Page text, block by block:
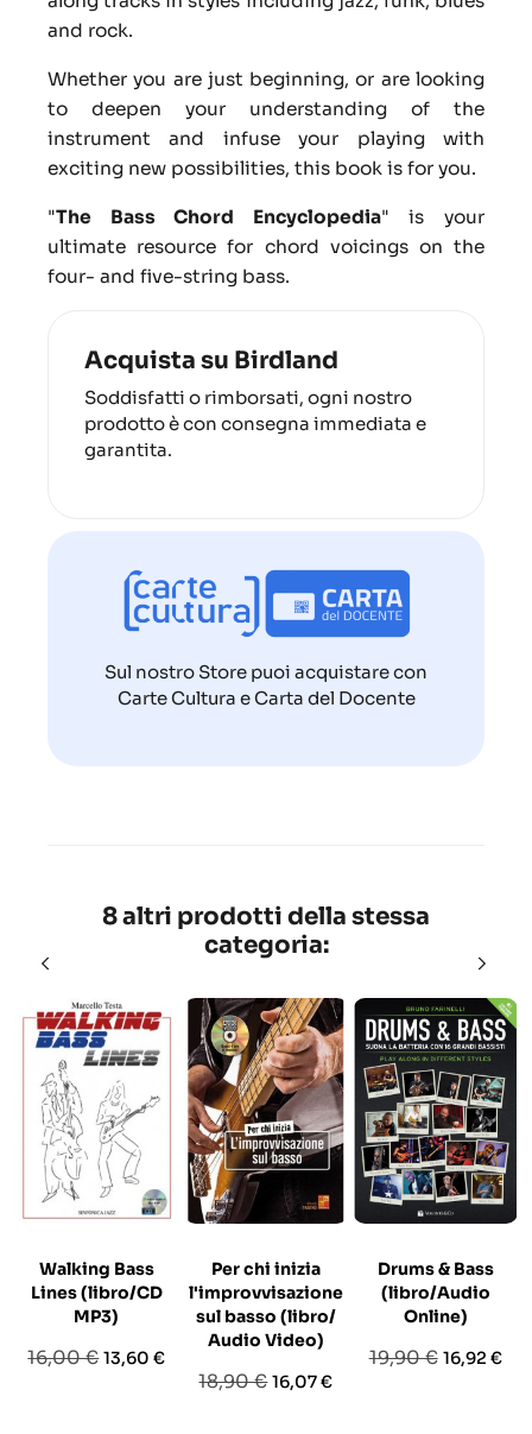
and rock.
Whether you are just beginning, or are looking
to deepen your understanding of the
instrument and infuse your playing with
exciting new possibilities, this book is for you.
"The Bass Chord Encyclopedia" is your
ultimate resource for chord voicings on the
four- and five-string bass.
Acquista su Birdland
Soddisfatti o rimborsati, ogni nostro
prodotto è con consegna immediata e
garantita.
Sul nostro Store puoi acquistare con
Carte Cultura e Carta del Docente
8 altri prodotti della stessa
categoria:
Walking Bass
Lines (libro/CD
MP3)
Prezzo
16,00 €Prezzo
13,60 €
Per chi inizia
l'improvvisazione
sul basso (libro/
Audio Video)
Prezzo
18,90 €Prezzo
16,07 €
Drums & Bass
(libro/Audio
Online)
Prezzo
19,90 € Prezzo
16,92 €